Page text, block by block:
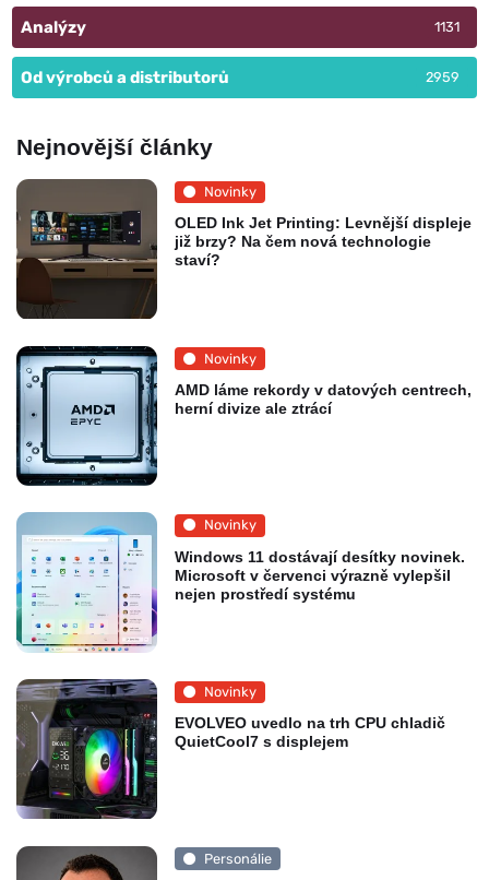
Analýzy 1131
Od výrobců a distributorů 2959
Nejnovější články
Novinky
OLED Ink Jet Printing: Levnější displeje
již brzy? Na čem nová technologie
staví?
Novinky
AMD láme rekordy v datových centrech,
herní divize ale ztrácí
Novinky
Windows 11 dostávají desítky novinek.
Microsoft v červenci výrazně vylepšil
nejen prostředí systému
Novinky
EVOLVEO uvedlo na trh CPU chladič
QuietCool7 s displejem
Personálie